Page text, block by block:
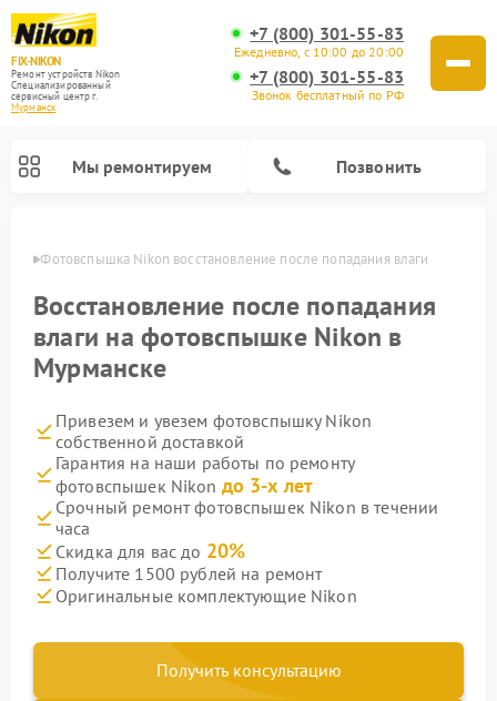
FIX-NIKON
Ремонт устройств Nikon
Специализированный
cервисный центр г.
Мурманск
+7 (800) 301-55-83
Ежедневно, с 10:00 до 20:00
+7 (800) 301-55-83
Звонок бесплатный по РФ
Мы ремонтируем Позвонить
Фотовспышка Nikon восстановление после попадания влаги
Восстановление после попадания
влаги на фотовспышке Nikon в
Мурманске
Привезем и увезем фотовспышку Nikon
собственной доставкой
Гарантия на наши работы по ремонту
фотовспышек Nikon до 3-х лет
Срочный ремонт фотовспышек Nikon в течении
часа
Скидка для вас до 20%
Получите 1500 рублей на ремонт
Оригинальные комплектующие Nikon
Получить консультацию